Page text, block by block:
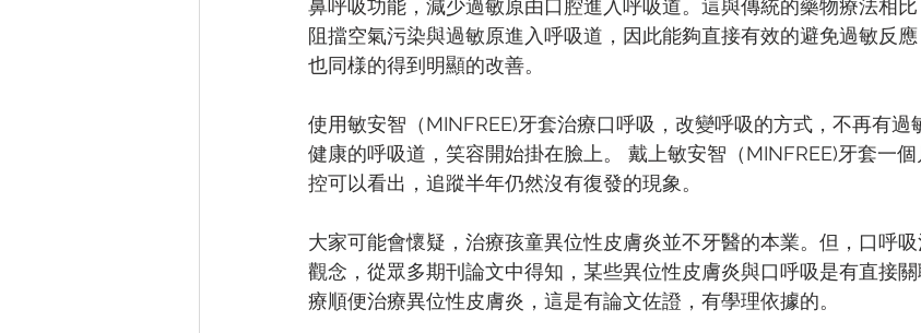
⿐呼吸功能，減少過敏原由⼝腔進入呼吸道。這與傳統的藥物療法相
阻擋空氣污染與過敏原進入呼吸道，因此能夠直接有效的避免過敏反
也同様的得到明顯的改善。
使⽤敏安智（MINFREE)牙套治療⼝呼吸，改變呼吸的⽅式，不再有過
健康的呼吸道，笑容開始掛在臉上。 戴上敏安智（MINFREE)牙套⼀
控可以看出，追蹤半年仍然沒有復發的現象。
大家可能會懷疑，治療孩童異位性皮膚炎並不牙醫的本業。但，口呼
觀念，從眾多期刊論文中得知，某些異位性皮膚炎與口呼吸是有直接
療順便治療異位性皮膚炎，這是有論文佐證，有學理依據的。